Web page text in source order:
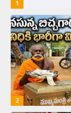
1
2